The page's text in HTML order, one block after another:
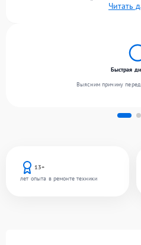
поступает более 300 устройств, включая , ,
и обеспечиваем надежный результат
Читать
13+
лет опыта в ремонте техники
Быстрая
Выясним причину